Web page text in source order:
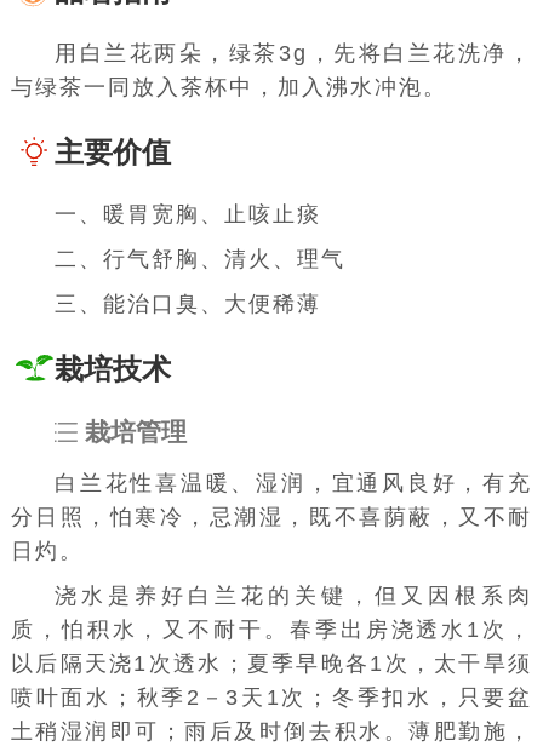
用白兰花两朵，绿茶3g，先将白兰花洗净，
与绿茶一同放入茶杯中，加入沸水冲泡。
主要价值
一、暖胃宽胸、止咳止痰
二、行气舒胸、清火、理气
三、能治口臭、大便稀薄
栽培技术
栽培管理
白兰花性喜温暖、湿润，宜通风良好，有充
分日照，怕寒冷，忌潮湿，既不喜荫蔽，又不耐
日灼。
浇水是养好白兰花的关键，但又因根系肉
质，怕积水，又不耐干。春季出房浇透水1次，
以后隔天浇1次透水；夏季早晚各1次，太干旱须
喷叶面水；秋季2－3天1次；冬季扣水，只要盆
土稍湿润即可；雨后及时倒去积水。薄肥勤施，